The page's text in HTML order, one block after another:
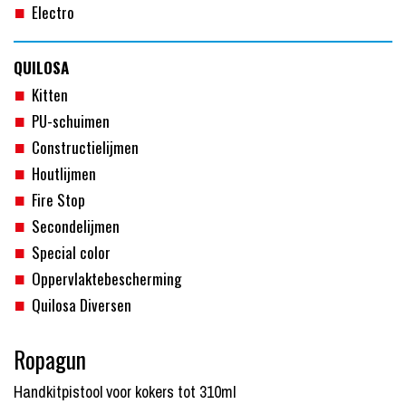
Electro
QUILOSA
Kitten
PU-schuimen
Constructielijmen
Houtlijmen
Fire Stop
Secondelijmen
Special color
Oppervlaktebescherming
Quilosa Diversen
Ropagun
Handkitpistool voor kokers tot 310ml